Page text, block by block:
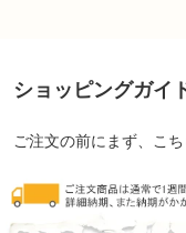
ショッピングガイ
ご注文の前にまず、こ